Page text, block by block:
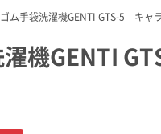
ゴム手袋洗濯機GENTI GTS-5 キ
濯機GENTI